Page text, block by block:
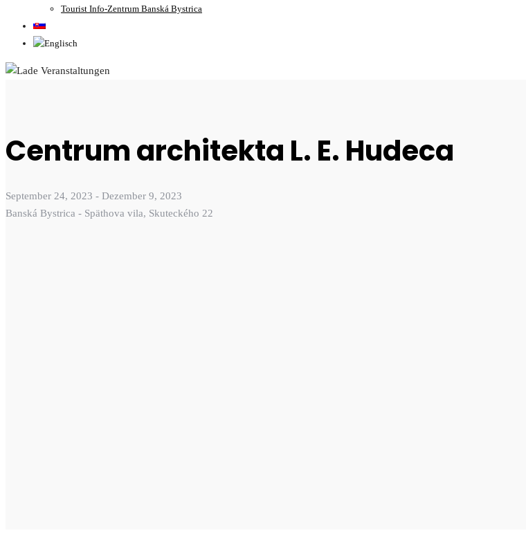
Tourist Info-Zentrum Banská Bystrica
Centrum architekta L. E. Hudeca
September 24, 2023 - Dezember 9, 2023
Banská Bystrica - Späthova vila, Skuteckého 22